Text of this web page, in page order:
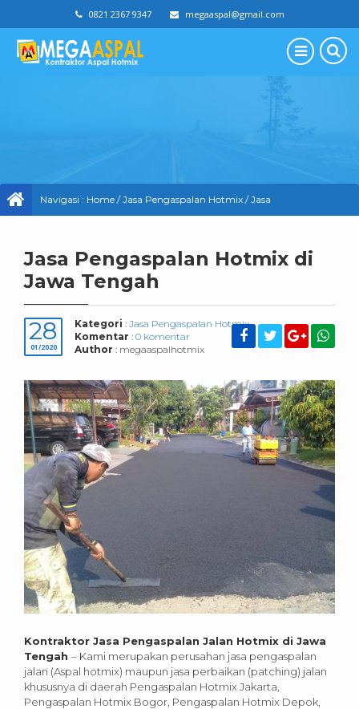
0821 2367 9347 megaaspal@gmail.com
Navigasi : Home /Jasa Pengaspalan Hotmix /Jasa
Jasa Pengaspalan Hotmix di
Jawa Tengah
28
01/2020
Kategori : Jasa Pengaspalan Hotmix
Komentar : 0 komentar
Author : megaaspalhotmix
Kontraktor Jasa Pengaspalan Jalan Hotmix di Jawa
Tengah – Kami merupakan perusahan jasa pengaspalan
jalan (Aspal hotmix) maupun jasa perbaikan (patching) jalan
khususnya di daerah Pengaspalan Hotmix Jakarta,
Pengaspalan Hotmix Bogor, Pengaspalan Hotmix Depok,